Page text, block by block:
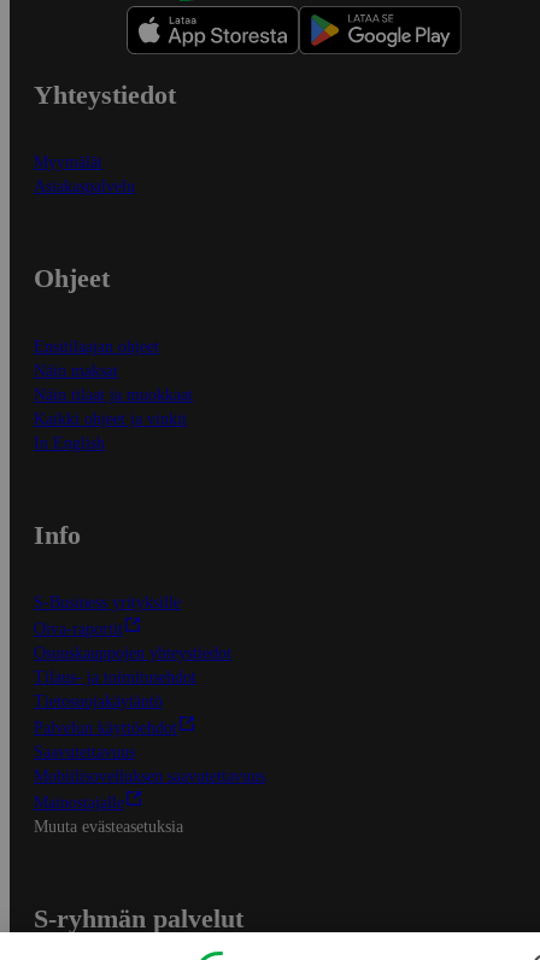
Yhteystiedot
Myymälät
Asiakaspalvelu
Ohjeet
Ensitilaajan ohjeet
Näin maksat
Näin tilaat ja muokkaat
Kaikki ohjeet ja vinkit
In English
Info
S-Business yrityksille
Oiva-raportit
Osuuskauppojen yhteystiedot
Tilaus- ja toimitusehdot
Tietosuojakäytäntö
Palvelun käyttöehdot
Saavutettavuus
Mobiilisovelluksen saavutettavuus
Mainostajalle
Muuta evästeasetuksia
S-ryhmän palvelut